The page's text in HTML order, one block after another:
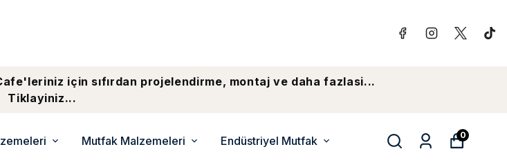
için sıfırdan projelendirme, montaj ve daha fazlasi...
Tiklayiniz...
Mutfak Malzemeleri Endüstriyel Mutfak 0